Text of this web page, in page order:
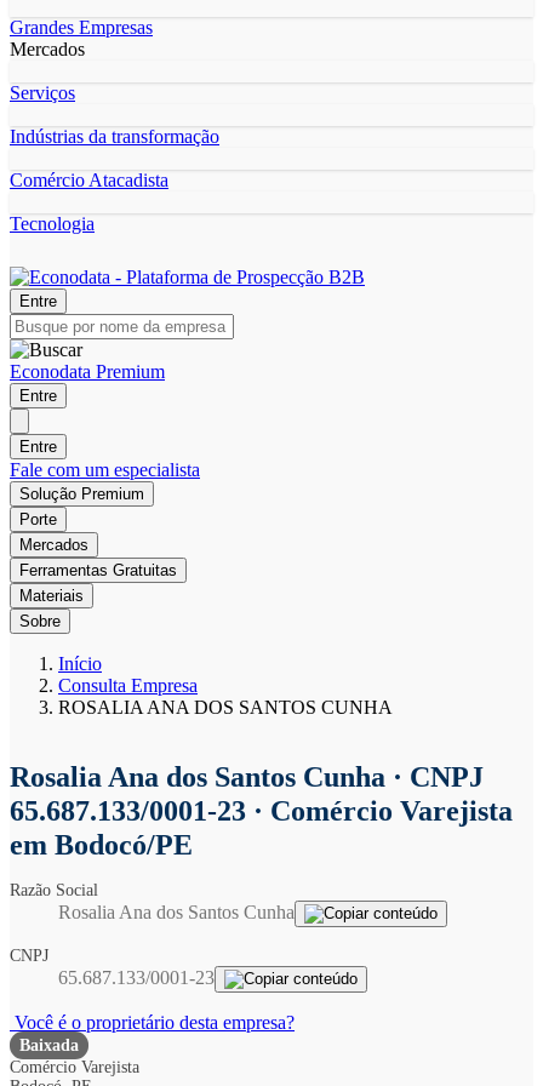
Grandes Empresas
Mercados
Serviços
Indústrias da transformação
Comércio Atacadista
Tecnologia
Entre
Econodata Premium
Entre
Entre
Fale com um especialista
Solução Premium
Porte
Mercados
Ferramentas Gratuitas
Materiais
Sobre
Início
Consulta Empresa
ROSALIA ANA DOS SANTOS CUNHA
Rosalia Ana dos Santos Cunha · CNPJ
65.687.133/0001-23 · Comércio Varejista
em Bodocó/PE
Razão Social
Rosalia Ana dos Santos Cunha
CNPJ
65.687.133/0001-23
Você é o proprietário desta empresa?
Baixada
Comércio Varejista